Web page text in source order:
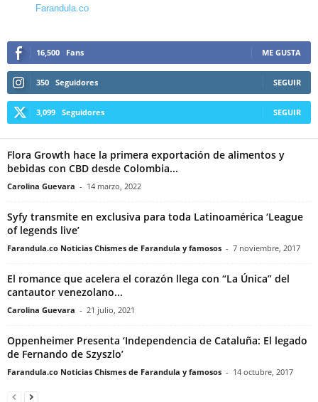
Farandula.co
16,500 Fans ME GUSTA
350 Seguidores SEGUIR
3,099 Seguidores SEGUIR
Flora Growth hace la primera exportación de alimentos y
bebidas con CBD desde Colombia...
Carolina Guevara - 14 marzo, 2022
Syfy transmite en exclusiva para toda Latinoamérica ‘League
of legends live’
Farandula.co Noticias Chismes de Farandula y famosos - 7 noviembre, 2017
El romance que acelera el corazón llega con “La Única” del
cantautor venezolano...
Carolina Guevara - 21 julio, 2021
Oppenheimer Presenta ‘Independencia de Cataluña: El legado
de Fernando de Szyszlo’
Farandula.co Noticias Chismes de Farandula y famosos - 14 octubre, 2017